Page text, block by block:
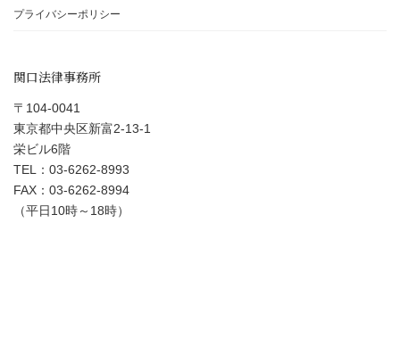
プライバシーポリシー
関口法律事務所
〒104-0041
東京都中央区新富2-13-1
栄ビル6階
TEL：03-6262-8993
FAX：03-6262-8994
（平日10時～18時）